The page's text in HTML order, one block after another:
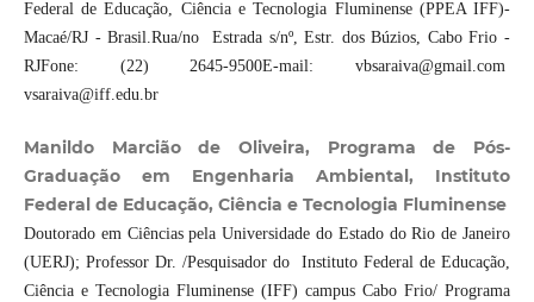
Federal de Educação, Ciência e Tecnologia Fluminense (PPEA IFF)-
Macaé/RJ - Brasil.Rua/no Estrada s/nº, Estr. dos Búzios, Cabo Frio -
RJFone: (22) 2645-9500E-mail: vbsaraiva@gmail.com
vsaraiva@iff.edu.br
Manildo Marcião de Oliveira, Programa de Pós-
Graduação em Engenharia Ambiental, Instituto
Federal de Educação, Ciência e Tecnologia Fluminense
Doutorado em Ciências pela Universidade do Estado do Rio de Janeiro
(UERJ); Professor Dr. /Pesquisador do Instituto Federal de Educação,
Ciência e Tecnologia Fluminense (IFF) campus Cabo Frio/ Programa